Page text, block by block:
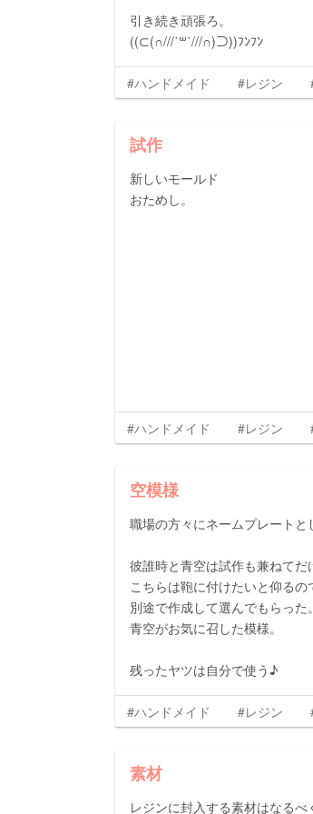
引き続き頑張ろ。
((⊂(∩///˙꒳​˙///∩)⊃))ﾌﾝﾌﾝ
#ハンドメイド #レジン
試作
新しいモールド
おためし。
#ハンドメイド #レジン
空模様
職場の方々にネームプレート
彼誰時と青空は試作も兼ねてだ
こちらは鞄に付けたいと仰るの
別途で作成して選んでもらった。
青空がお気に召した模様。
残ったヤツは自分で使う♪
#ハンドメイド #レジン
素材
レジンに封入する素材はなる